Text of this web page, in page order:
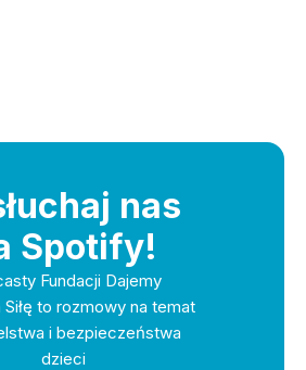
nas
Spotify!
Fundacji Dajemy
to rozmowy na temat
i bezpieczeństwa
dzieci